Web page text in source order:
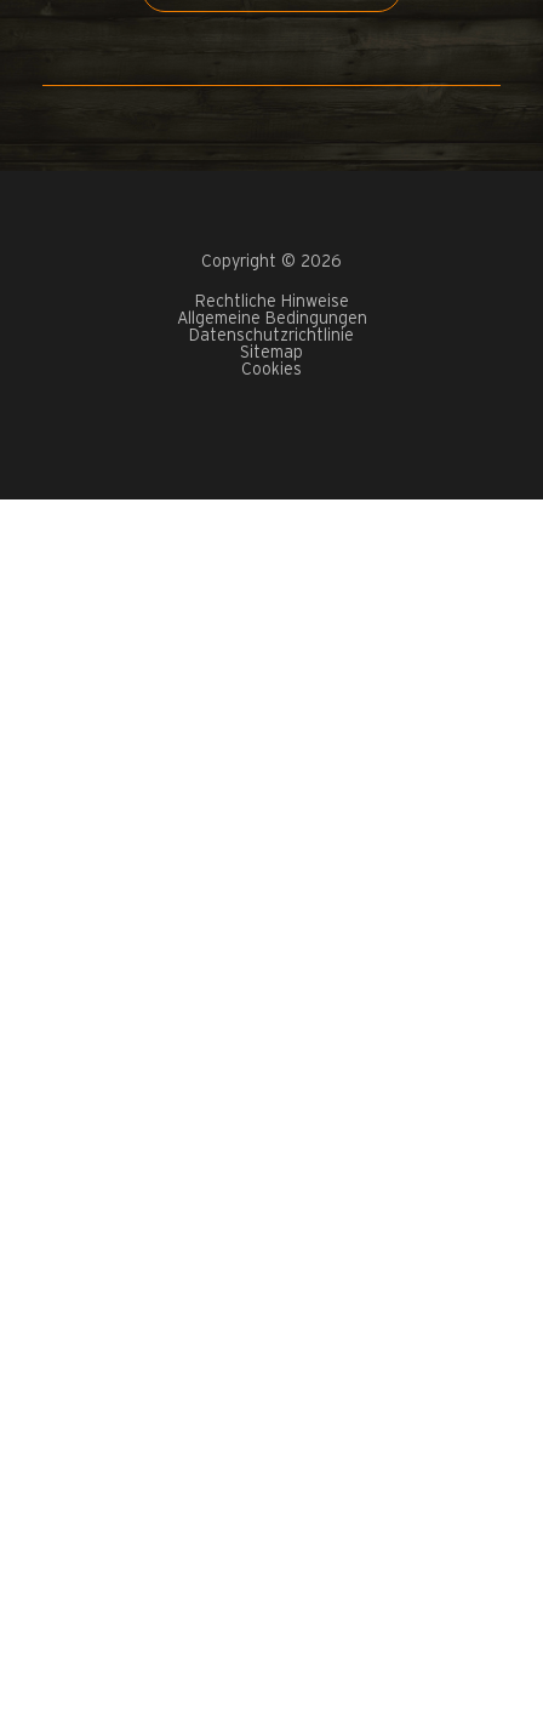
Copyright © 2026
Rechtliche Hinweise
Allgemeine Bedingungen
Datenschutzrichtlinie
Sitemap
Cookies